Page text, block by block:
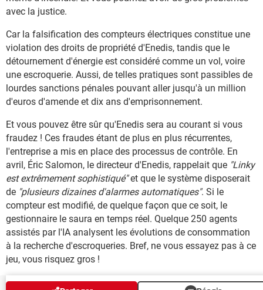
avec la justice.
Car la falsification des compteurs électriques constitue une
violation des droits de propriété d'Enedis, tandis que le
détournement d'énergie est considéré comme un vol, voire
une escroquerie. Aussi, de telles pratiques sont passibles de
lourdes sanctions pénales pouvant aller jusqu'à un million
d'euros d'amende et dix ans d'emprisonnement.
Et vous pouvez être sûr qu'Enedis sera au courant si vous
fraudez ! Ces fraudes étant de plus en plus récurrentes,
l'entreprise a mis en place des processus de contrôle. En
avril, Éric Salomon, le directeur d'Enedis, rappelait que "Linky
est extrêmement sophistiqué"et que le système disposerait
de "plusieurs dizaines d'alarmes automatiques". Si le
compteur est modifié, de quelque façon que ce soit, le
gestionnaire le saura en temps réel. Quelque 250 agents
assistés par l'IA analysent les évolutions de consommation
à la recherche d'escroqueries. Bref, ne vous essayez pas à ce
jeu, vous risquez gros !